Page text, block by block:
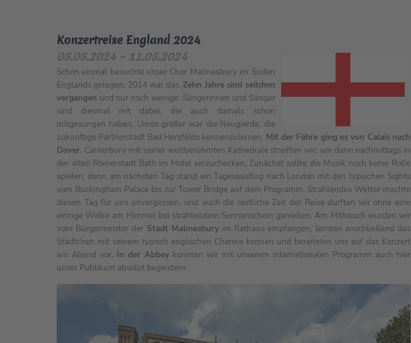
Konzertreise England 2024
05.05.2024 - 11.05.2024
Schon einmal besuchte unser Chor Malmesbury im Süden
Englands gelegen. 2014 war das. Zehn Jahre sind seitdem
vergangen und nur noch wenige Sängerinnen und Sänger
sind diesmal mit dabei, die auch damals schon
mitgesungen haben. Umso größer war die Neugierde, die
zukünftige Partnerstadt Bad Hersfelds kennenzulernen. Mit der Fähre ging es von Calais nach
Dover. Canterbury mit seiner weltberühmten Kathedrale streiften wir, um dann nachmittags in
der alten Römerstadt Bath im Hotel einzuchecken. Zunächst sollte die Musik noch keine Rolle
spielen, denn am nächsten Tag stand ein Tagesausflug nach London mit den typischen Sights
vom Buckingham Palace bis zur Tower Bridge auf dem Programm. Strahlendes Wetter machte
diesen Tag für uns unvergessen, und auch die restliche Zeit der Reise durften wir ohne eine
einzige Wolke am Himmel bei strahlendem Sonnenschein genießen. Am Mittwoch wurden wir
vom Bürgermeister der Stadt Malmesburyim Rathaus empfangen, lernten anschließend das
Städtchen mit seinem typisch englischen Charme kennen und bereiteten uns auf das Konzert
am Abend vor. In der Abbey konnten wir mit unserem internationalen Programm auch hier
unser Publikum absolut begeistern.